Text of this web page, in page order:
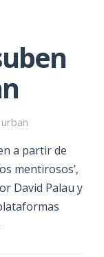
urban
a partir de
mentirosos’,
David Palau y